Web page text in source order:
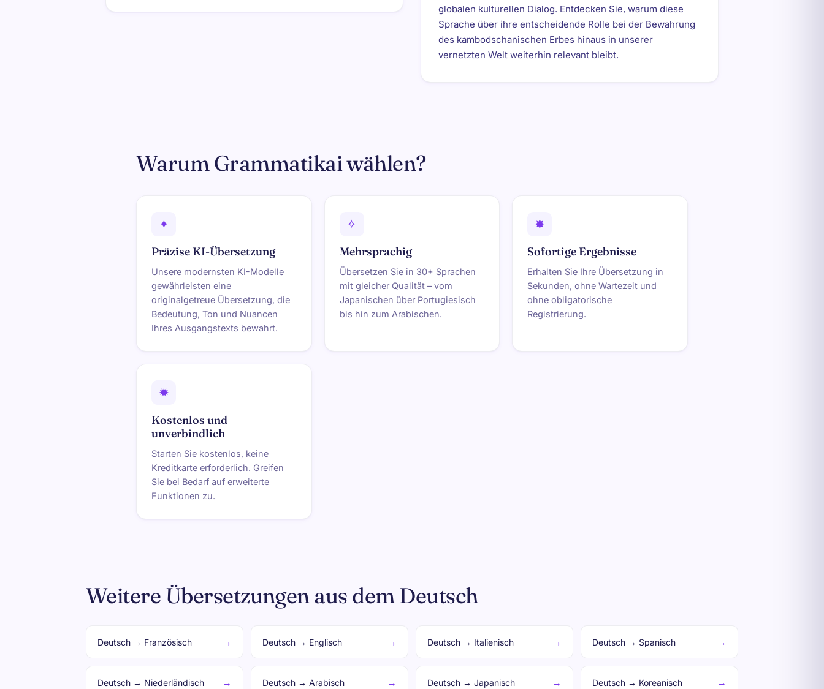
globalen kulturellen Dialog. Entdecken Sie, warum diese
Sprache über ihre entscheidende Rolle bei der Bewahrung
des kambodschanischen Erbes hinaus in unserer
vernetzten Welt weiterhin relevant bleibt.
Warum Grammatikai wählen?
✦
Präzise KI-Übersetzung
Unsere modernsten KI-Modelle
gewährleisten eine
originalgetreue Übersetzung, die
Bedeutung, Ton und Nuancen
Ihres Ausgangstexts bewahrt.
✧
Mehrsprachig
Übersetzen Sie in 30+ Sprachen
mit gleicher Qualität – vom
Japanischen über Portugiesisch
bis hin zum Arabischen.
✸
Sofortige Ergebnisse
Erhalten Sie Ihre Übersetzung in
Sekunden, ohne Wartezeit und
ohne obligatorische
Registrierung.
✹
Kostenlos und
unverbindlich
Starten Sie kostenlos, keine
Kreditkarte erforderlich. Greifen
Sie bei Bedarf auf erweiterte
Funktionen zu.
Weitere Übersetzungen aus dem Deutsch
Deutsch → Französisch → Deutsch → Englisch → Deutsch → Italienisch → Deutsch → Spanisch →
Deutsch → Niederländisch → Deutsch → Arabisch → Deutsch → Japanisch → Deutsch → Koreanisch →